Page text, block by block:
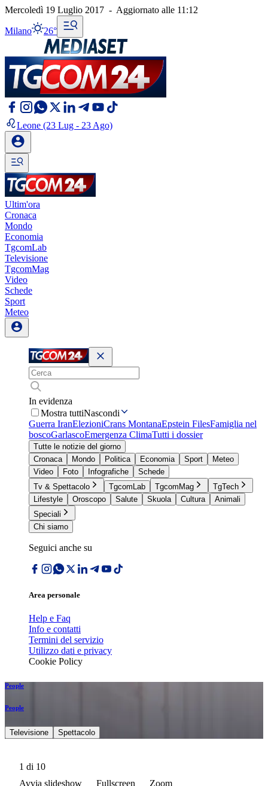
Mercoledì 19 Luglio 2017 - Aggiornato alle 11:12
Milano 26°
Leone (23 Lug - 23 Ago)
Ultim'ora
Cronaca
Mondo
Economia
TgcomLab
Televisione
TgcomMag
Video
Schede
Sport
Meteo
In evidenza
Mostra tuttiNascondi
Guerra IranElezioniCrans MontanaEpstein FilesFamiglia nel
boscoGarlascoEmergenza ClimaTutti i dossier
Tutte le notizie del giorno
Cronaca
Mondo Politica Economia Sport
Meteo
Video
Foto Infografiche
Schede
Tv & Spettacolo
TgcomLab TgcomMag
TgTech
Lifestyle
Oroscopo Salute Skuola Cultura
Animali
Speciali
Chi siamo
Seguici anche su
Area personale
Help e Faq
Info e contatti
Termini del servizio
Utilizzo dati e privacy
Cookie Policy
People
People
Televisione Spettacolo
1 di 10
Avvia slideshow
Fullscreen Zoom